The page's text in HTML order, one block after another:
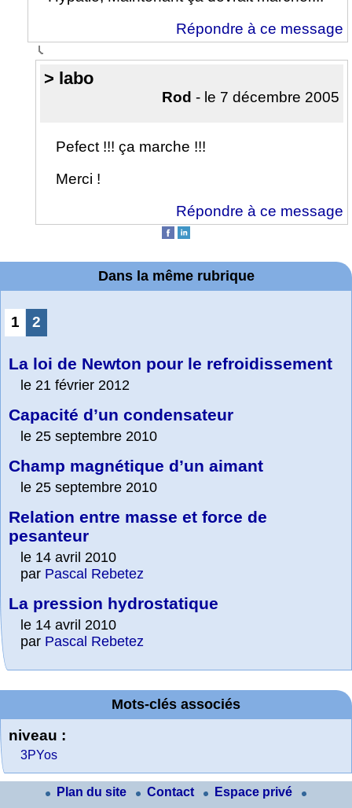
Répondre à ce message
> labo
Rod - le 7 décembre 2005
Pefect !!! ça marche !!!
Merci !
Répondre à ce message
Dans la même rubrique
1 2
La loi de Newton pour le refroidissement
le 21 février 2012
Capacité d’un condensateur
le 25 septembre 2010
Champ magnétique d’un aimant
le 25 septembre 2010
Relation entre masse et force de
pesanteur
le 14 avril 2010
par Pascal Rebetez
La pression hydrostatique
le 14 avril 2010
par Pascal Rebetez
Mots-clés associés
niveau :
3PYos
Plan du site Contact Espace privé